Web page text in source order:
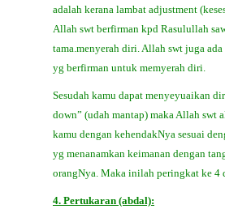
adalah kerana lambat adjustment
Allah swt berfirman kpd Rasulullah
tama.menyerah diri. Allah swt juga
yg berfirman untuk memyerah diri.
Sesudah kamu dapat menyeyuaikan
down” (udah mantap) maka Allah swt
kamu dengan kehendakNya sesuai
yg menanamkan keimanan dengan
orangNya. Maka inilah peringkat ke 4
4. Pertukaran (abdal):